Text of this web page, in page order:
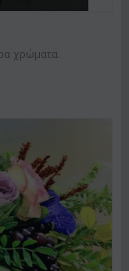
χρώματα.